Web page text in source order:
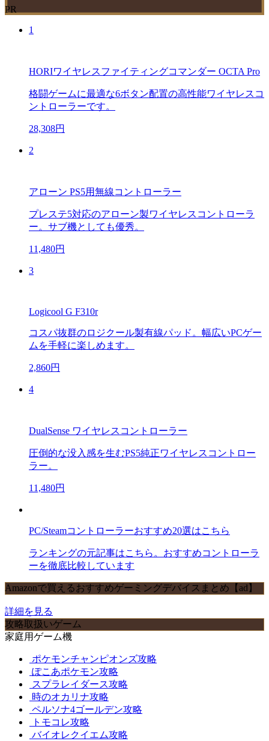
PR
1
HORIワイヤレスファイティングコマンダー OCTA Pro
格闘ゲームに最適な6ボタン配置の高性能ワイヤレスコ
ントローラーです。
28,308円
2
アローン PS5用無線コントローラー
プレステ5対応のアローン製ワイヤレスコントローラ
ー。サブ機としても優秀。
11,480円
3
Logicool G F310r
コスパ抜群のロジクール製有線パッド。幅広いPCゲー
ムを手軽に楽しめます。
2,860円
4
DualSense ワイヤレスコントローラー
圧倒的な没入感を生むPS5純正ワイヤレスコントロー
ラー。
11,480円
PC/Steamコントローラーおすすめ20選はこちら
ランキングの元記事はこちら。おすすめコントローラ
ーを徹底比較しています
Amazonで買えるおすすめゲーミングデバイスまとめ【ad】
詳細を見る
攻略取扱いゲーム
家庭用ゲーム機
ポケモンチャンピオンズ攻略
ぽこあポケモン攻略
スプラレイダース攻略
時のオカリナ攻略
ペルソナ4ゴールデン攻略
トモコレ攻略
バイオレクイエム攻略